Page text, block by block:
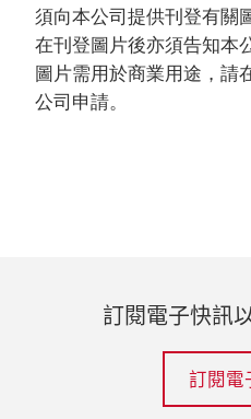
須向本公司提供刊登有關
在刊登圖片後亦須告知本
圖片需用於商業用途，請
公司申請。
訂閱電子快訊
訂閱電